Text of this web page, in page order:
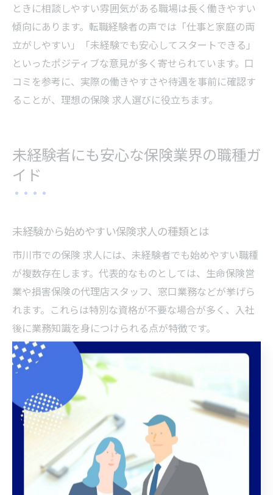
ときに相談しやすい雰囲気がある職場は長く働きやすい
傾向にあります。転職経験者の声では「仕事と家庭の両
立がしやすい」「未経験でも安心してスタートできる」
といったポジティブな意見が多く寄せられています。口
コミを参考に、実際の働きやすさや待遇を事前に確認す
ることが、理想の保険 求人選びに役立ちます。
未経験者にも安心な保険業界の職種ガ
イド
未経験から始めやすい保険求人の種類とは
市川市での保険 求人には、未経験者でも始めやすい職種
が複数存在します。代表的なものとしては、生命保険営
業や損害保険の代理店スタッフ、窓口業務などが挙げら
れます。これらは特別な資格が不要な場合が多く、入社
後に業務知識を身につけられる点が特徴です。
特に生命保険の営業職は「生保レディ」として知られ、
女性や子育て世代が多く活躍しています。未経験者歓迎
の求人が多い理由は、保険会社が独自の研修制度を整備
し、基礎から実務まで手厚くサポートしているからで
す。市川市内の保険代理店も、地域密着型のサービスを
展開し、未経験から地域の顧客と信頼関係を築きやすい
環境が整っています。
収入面では、固定給に加えてインセンティブ制度を採用